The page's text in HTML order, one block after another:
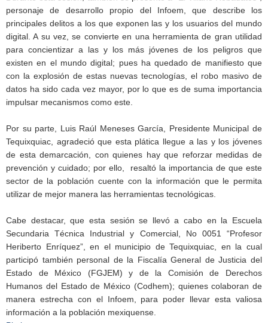
personaje de desarrollo propio del Infoem, que describe los
principales delitos a los que exponen las y los usuarios del mundo
digital. A su vez, se convierte en una herramienta de gran utilidad
para concientizar a las y los más jóvenes de los peligros que
existen en el mundo digital; pues ha quedado de manifiesto que
con la explosión de estas nuevas tecnologías, el robo masivo de
datos ha sido cada vez mayor, por lo que es de suma importancia
impulsar mecanismos como este.
Por su parte, Luis Raúl Meneses García, Presidente Municipal de
Tequixquiac, agradeció que esta plática llegue a las y los jóvenes
de esta demarcación, con quienes hay que reforzar medidas de
prevención y cuidado; por ello, resaltó la importancia de que este
sector de la población cuente con la información que le permita
utilizar de mejor manera las herramientas tecnológicas.
Cabe destacar, que esta sesión se llevó a cabo en la Escuela
Secundaria Técnica Industrial y Comercial, No 0051 “Profesor
Heriberto Enríquez”, en el municipio de Tequixquiac, en la cual
participó también personal de la Fiscalía General de Justicia del
Estado de México (FGJEM) y de la Comisión de Derechos
Humanos del Estado de México (Codhem); quienes colaboran de
manera estrecha con el Infoem, para poder llevar esta valiosa
información a la población mexiquense.